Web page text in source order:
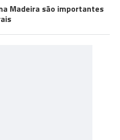
Madeira são importantes